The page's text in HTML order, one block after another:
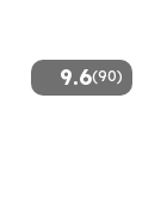
9.6(90)